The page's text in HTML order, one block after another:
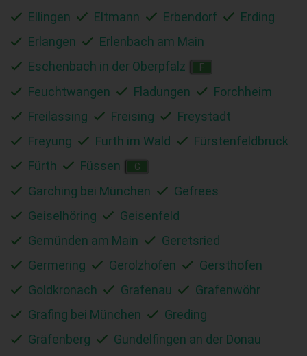
Ellingen
Eltmann Erbendorf
Erding
Erlangen
Erlenbach am Main
Eschenbach in der Oberpfalz
F
Feuchtwangen Fladungen
Forchheim
Freilassing
Freising
Freystadt
Freyung
Furth im Wald
Fürstenfeldbruck
Fürth
Füssen G
Garching bei München
Gefrees
Geiselhöring
Geisenfeld
Gemünden am Main
Geretsried
Germering
Gerolzhofen
Gersthofen
Goldkronach
Grafenau
Grafenwöhr
Grafing bei München
Greding
Gräfenberg
Gundelfingen an der Donau